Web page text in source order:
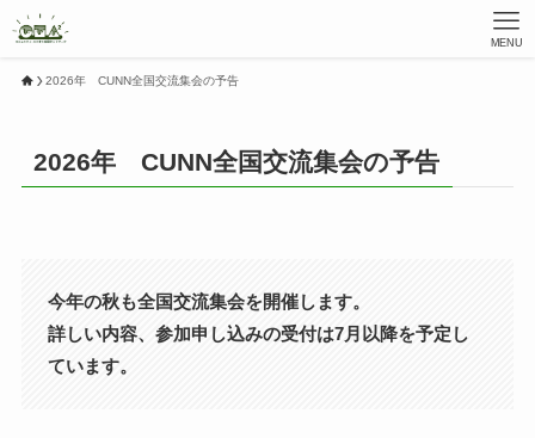
MENU
2026年 CUNN全国交流集会の予告
2026年 CUNN全国交流集会の予告
今年の秋も全国交流集会を開催します。
詳しい内容、参加申し込みの受付は7月以降を予定し
ています。